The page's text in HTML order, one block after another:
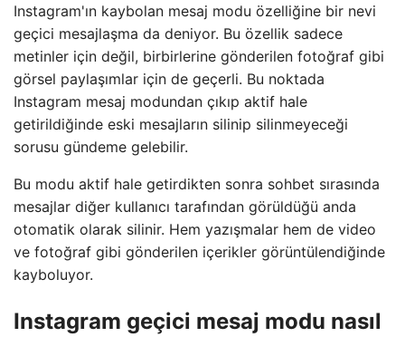
Instagram'ın kaybolan mesaj modu özelliğine bir nevi
geçici mesajlaşma da deniyor. Bu özellik sadece
metinler için değil, birbirlerine gönderilen fotoğraf gibi
görsel paylaşımlar için de geçerli. Bu noktada
Instagram mesaj modundan çıkıp aktif hale
getirildiğinde eski mesajların silinip silinmeyeceği
sorusu gündeme gelebilir.
Bu modu aktif hale getirdikten sonra sohbet sırasında
mesajlar diğer kullanıcı tarafından görüldüğü anda
otomatik olarak silinir. Hem yazışmalar hem de video
ve fotoğraf gibi gönderilen içerikler görüntülendiğinde
kayboluyor.
Instagram geçici mesaj modu nasıl